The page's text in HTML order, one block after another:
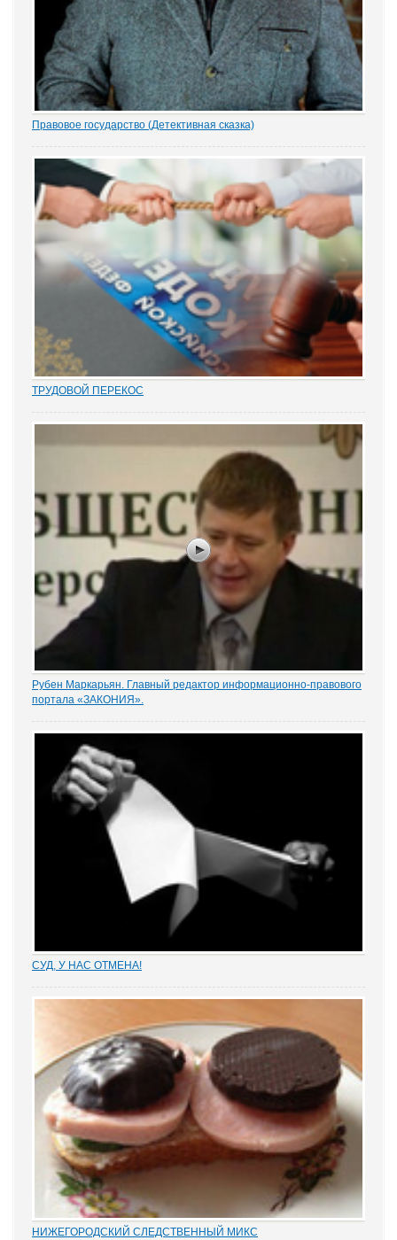
Правовое государство (Детективная сказка)
Добрыня исподлобья бросил на Воеводу удивлённый взгляд.
- Я был...
ТРУДОВОЙ ПЕРЕКОС
правосудия. Причем, зафиксированным непосредственно в
Рубен Маркарьян. Главный редактор информационно-правового
портала «ЗАКОНИЯ».
портала «ЗАКОНИЯ» Рубена Маркарьяна, за которым
последовало немало вопросов от слушателей. Он представил...
СУД, У НАС ОТМЕНА!
«прокручивая» маховик судебной триады? На площадках
адвокатских сообществ встречаются просто уникальные...
НИЖЕГОРОДСКИЙ СЛЕДСТВЕННЫЙ МИКС